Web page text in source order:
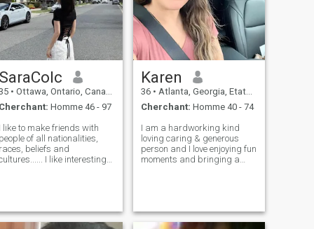
SaraColc
• Ottawa, Ontario, Canada
Cherchant: Homme 46 - 97
I like to make friends with
people of all nationalities,
races, beliefs and
I like interesting
me and treat me like a
Karen
36 • Atlanta, Georgia, Etats-Unis
Cherchant: Homme 40 - 74
I am a hardworking kind
loving caring & generous
person and I love enjoying fun
moments and bringing a
that together we can make
moments full of laughter &